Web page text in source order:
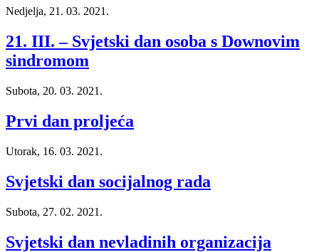
Nedjelja, 21. 03. 2021.
21. III. – Svjetski dan osoba s Downovim
sindromom
Subota, 20. 03. 2021.
Prvi dan proljeća
Utorak, 16. 03. 2021.
Svjetski dan socijalnog rada
Subota, 27. 02. 2021.
Svjetski dan nevladinih organizacija